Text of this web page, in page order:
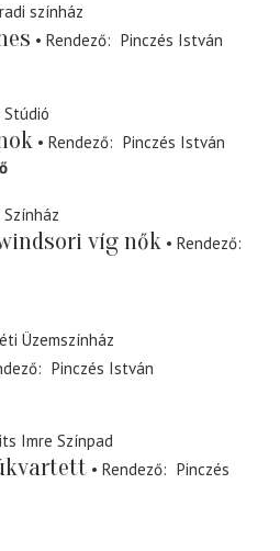
színház
Rendező
Pinczés István
Stúdió
Rendező
Pinczés István
víg nők
Rendező
Üzemszínház
Pinczés István
Imre Színpad
Rendező
Pinczés